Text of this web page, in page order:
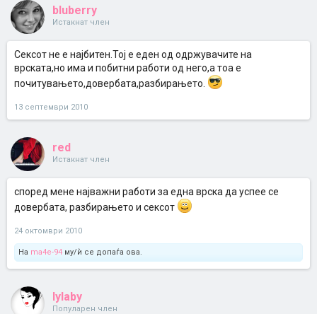
bluberry
Истакнат член
Сексот не е најбитен.Тој е еден од одржувачите на
врската,но има и побитни работи од него,а тоа е
почитувањето,довербата,разбирањето.
13 септември 2010
red
Истакнат член
според мене најважни работи за една врска да успее се
довербата, разбирањето и сексот
24 октомври 2010
На ma4e-94 му/ѝ се допаѓа ова.
lylaby
Популарен член